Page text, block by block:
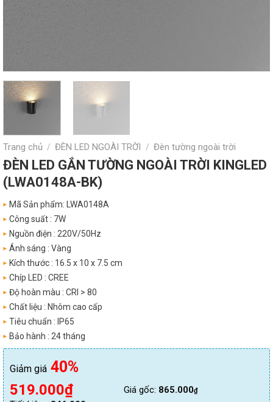
Trang chủ / ĐÈN LED NGOÀI TRỜI / Đèn tường ngoài trời
ĐÈN LED GẮN TƯỜNG NGOÀI TRỜI KINGLED
(LWA0148A-BK)
Mã Sản phẩm: LWA0148A
Công suất : 7W
Nguồn điện : 220V/50Hz
Ánh sáng : Vàng
Kích thước : 16.5 x 10 x 7.5 cm
Chíp LED : CREE
Độ hoàn màu : CRI > 80
Chất liệu : Nhôm cao cấp
Tiêu chuẩn : IP65
Bảo hành : 24 tháng
Giảm giá 40%
Giá
519.000₫Giá
Giá gốc: 865.000₫